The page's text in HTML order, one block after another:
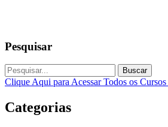
Pesquisar
Buscar
Clique Aqui para Acessar Todos os Cursos
Categorias